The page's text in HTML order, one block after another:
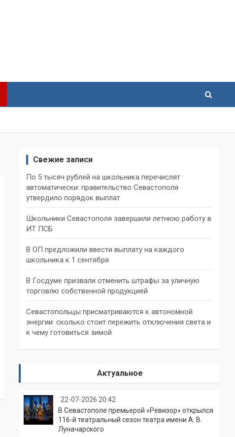
Свежие записи
По 5 тысяч рублей на школьника перечислят
автоматически: правительство Севастополя
утвердило порядок выплат
Школьники Севастополя завершили летнюю работу в
ИТ ПСБ
В ОП предложили ввести выплату на каждого
школьника к 1 сентября
В Госдуме призвали отменить штрафы за уличную
торговлю собственной продукцией
Севастопольцы присматриваются к автономной
энергии: сколько стоит пережить отключения света и
к чему готовиться зимой
Актуальное
22-07-2026 20:42
В Севастополе премьерой «Ревизор» открылся
116-й театральный сезон театра имени А. В.
Луначарского